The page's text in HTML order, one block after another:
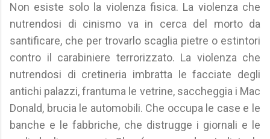
Non esiste solo la violenza fisica. La violenza che
nutrendosi di cinismo va in cerca del morto da
santificare, che per trovarlo scaglia pietre o estintori
contro il carabiniere terrorizzato. La violenza che
nutrendosi di cretineria imbratta le facciate degli
antichi palazzi, frantuma le vetrine, saccheggia i Mac
Donald, brucia le automobili. Che occupa le case e le
banche e le fabbriche, che distrugge i giornali e le